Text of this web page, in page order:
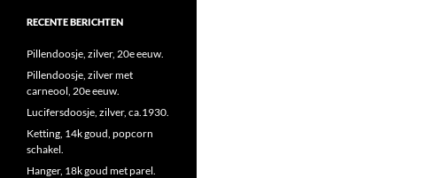
RECENTE BERICHTEN
Pillendoosje, zilver, 20e eeuw.
Pillendoosje, zilver met
carneool, 20e eeuw.
Lucifersdoosje, zilver, ca.1930.
Ketting, 14k goud, popcorn
schakel.
Hanger, 18k goud met parel.